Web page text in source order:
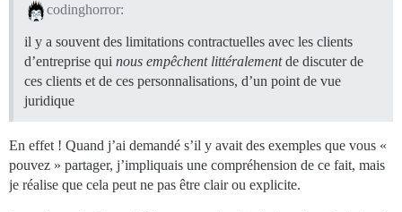
codinghorror:
il y a souvent des limitations contractuelles avec les clients
d’entreprise qui nous empêchent littéralementde discuter de
ces clients et de ces personnalisations, d’un point de vue
juridique
En effet ! Quand j’ai demandé s’il y avait des exemples que vous «
pouvez » partager, j’impliquais une compréhension de ce fait, mais
je réalise que cela peut ne pas être clair ou explicite.